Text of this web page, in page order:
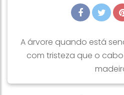
A árvore quando está
com tristeza que o